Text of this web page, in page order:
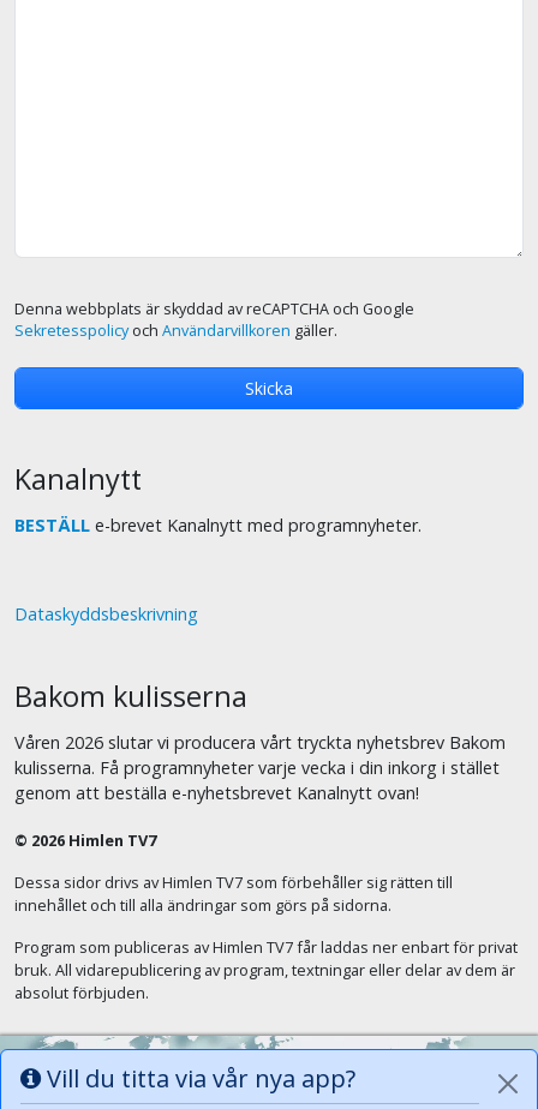
Denna webbplats är skyddad av reCAPTCHA och Google
Sekretesspolicyoch Användarvillkoren gäller.
Kanalnytt
BESTÄLL e-brevet Kanalnytt med programnyheter.
Dataskyddsbeskrivning
Bakom kulisserna
Våren 2026 slutar vi producera vårt tryckta nyhetsbrev Bakom
kulisserna. Få programnyheter varje vecka i din inkorg i stället
genom att beställa e-nyhetsbrevet Kanalnytt ovan!
Vill du titta via vår nya app?
© 2026 Himlen TV7
Dessa sidor drivs av Himlen TV7 som förbehåller sig rätten till
innehållet och till alla ändringar som görs på sidorna.
Program som publiceras av Himlen TV7 får laddas ner enbart för privat
bruk. All vidarepublicering av program, textningar eller delar av dem är
absolut förbjuden.
Alla tungor ska bekänna att Jesus Kristus